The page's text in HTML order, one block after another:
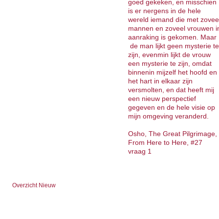
goed gekeken, en misschien
is er nergens in de hele
wereld iemand die met
mannen en zoveel vrouwen
aanraking is gekomen. Maar
de man lijkt geen mysterie te
zijn, evenmin lijkt de vrouw
een mysterie te zijn, omdat
binnenin mijzelf het hoofd en
het hart in elkaar zijn
versmolten, en dat heeft mij
een nieuw perspectief
gegeven en de hele visie op
mijn omgeving veranderd.
Osho, The Great Pilgrimage,
From Here to Here, #27
vraag 1
Overzicht Nieuw